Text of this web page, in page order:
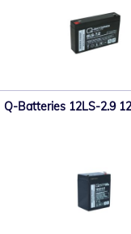
Q-Batteries 12LS-2.9